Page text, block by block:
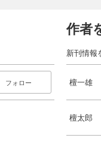
フォロー
作者
新刊情報
檀一雄
檀太郎